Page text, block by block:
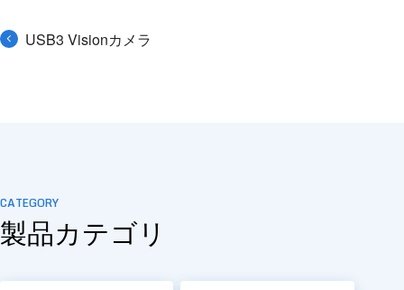
USB3 Visionカメラ
CATEGORY
製品カテゴリ